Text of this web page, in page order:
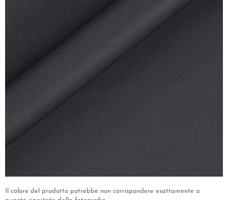
Il colore del prodotto potrebbe non corrispondere esattamente a